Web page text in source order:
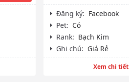
Đăng ký: Facebook
Pet: Có
Rank: Bạch Kim
Ghi chú: Giá Rẻ
Xem chi tiết